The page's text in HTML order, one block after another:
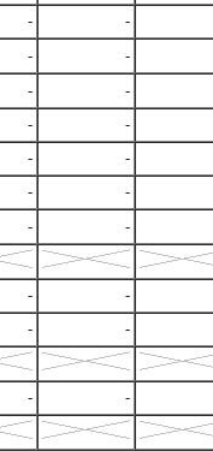
- -
- -
- -
- -
- -
- -
- -
- -
- -
- -